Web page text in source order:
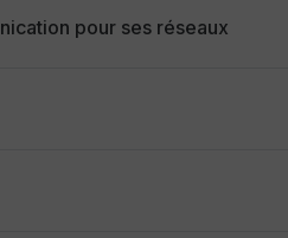
pour ses réseaux